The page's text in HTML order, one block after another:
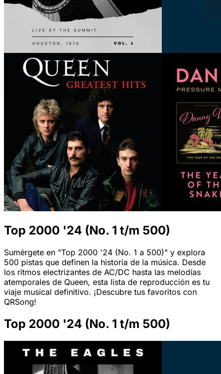
Top 2000 '24 (No. 1 t/m 500)
Sumérgete en "Top 2000 '24 (No. 1 a 500)" y explora
500 pistas que definen la historia de la música. Desde
los ritmos electrizantes de AC/DC hasta las melodías
atemporales de Queen, esta lista de reproducción es tu
viaje musical definitivo. ¡Descubre tus favoritos con
QRSong!
Top 2000 '24 (No. 1 t/m 500)